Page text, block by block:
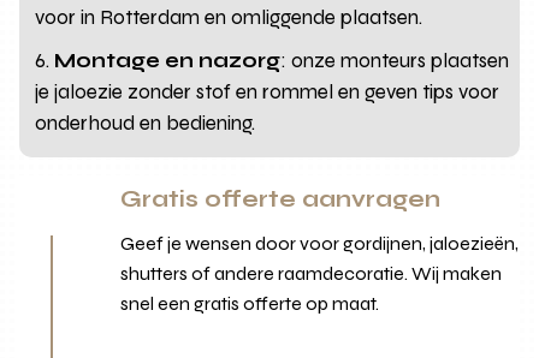
voor in Rotterdam en omliggende plaatsen.
Montage en nazorg: onze monteurs plaatsen
je jaloezie zonder stof en rommel en geven tips voor
onderhoud en bediening.
Gratis offerte aanvragen
Geef je wensen door voor gordijnen, jaloezieën,
shutters of andere raamdecoratie. Wij maken
snel een gratis offerte op maat.